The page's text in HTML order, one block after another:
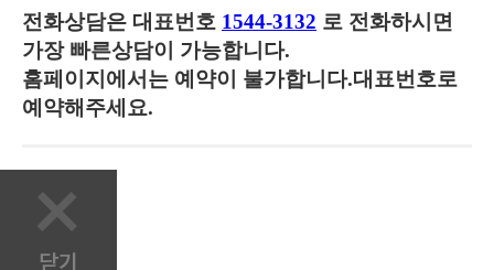
전화상담은 대표번호 1544-3132 로 전화하시면
가장 빠른상담이 가능합니다.
홈페이지에서는 예약이 불가합니다.대표번호로
예약해주세요.